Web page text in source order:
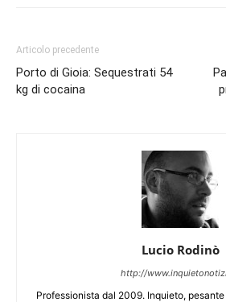
Articolo precedente
Porto di Gioia: Sequestrati 54
kg di cocaina
Lucio Rodinò
http://
Professionista dal 2009. Inquieto,